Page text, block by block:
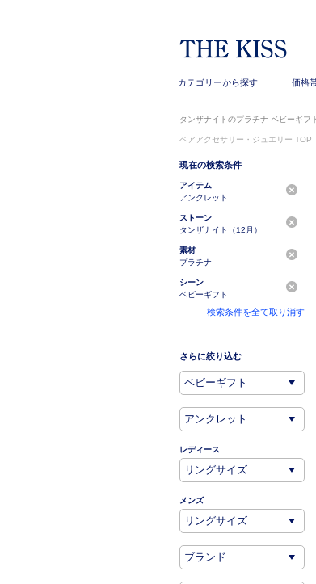
カテゴリーから探す 価格
タンザナイトのプラチナ ベビーギフ
ペアアクセサリー・ジュエリー TOP
現在の検索条件
アイテム
アンクレット
ストーン
タンザナイト（12月）
素材
プラチナ
シーン
ベビーギフト
検索条件を全て取り消す
さらに絞り込む
レディース
メンズ